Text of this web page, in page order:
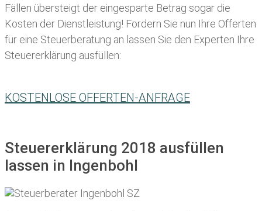
Fällen übersteigt der eingesparte Betrag sogar die
Kosten der Dienstleistung! Fordern Sie nun Ihre Offerten
für eine Steuerberatung an lassen Sie den Experten Ihre
Steuererklärung ausfüllen:
KOSTENLOSE OFFERTEN-ANFRAGE
Steuererklärung 2018 ausfüllen
lassen in Ingenbohl